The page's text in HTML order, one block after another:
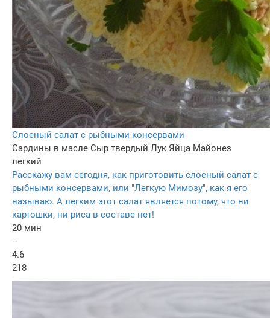
Слоеный салат с рыбными консервами
Сардины в масле Сыр твердый Лук Яйца Майонез
легкий
Расскажу вам сегодня, как приготовить слоеный салат с
рыбными консервами, или "Легкую Мимозу", как я его
называю. А легким этот салат является потому, что ни
картошки, ни риса в составе нет!
20 мин
–
4.6
218